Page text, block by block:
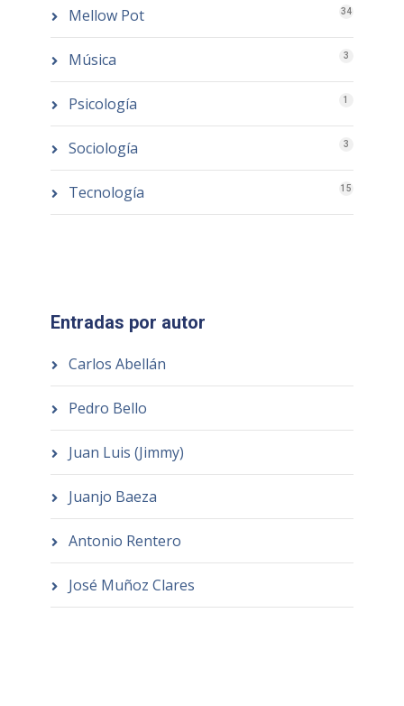
Mellow Pot 34
Música 3
Psicología 1
Sociología 3
Tecnología 15
Entradas por autor
Carlos Abellán
Pedro Bello
Juan Luis (Jimmy)
Juanjo Baeza
Antonio Rentero
José Muñoz Clares